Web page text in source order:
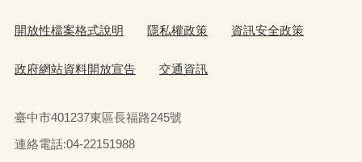
開放性檔案格式說明 隱私權政策 資訊安全政策
政府網站資料開放宣告 交通資訊
臺中市401237東區長福路245號
連絡電話:04-22151988